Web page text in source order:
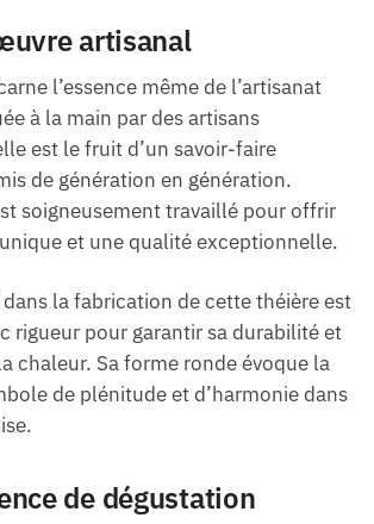
artisanal
l’essence même de l’artisanat
à la main par des artisans
est le fruit d’un savoir-faire
de génération en génération.
soigneusement travaillé pour offrir
et une qualité exceptionnelle.
la fabrication de cette théière est
rigueur pour garantir sa durabilité et
chaleur. Sa forme ronde évoque la
de plénitude et d’harmonie dans
de dégustation